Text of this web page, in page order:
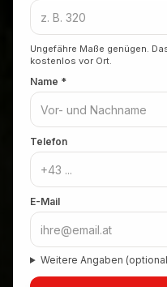
Ungefähre Maße genügen.
kostenlos vor Ort.
Name *
Telefon
E-Mail
Weitere Angaben